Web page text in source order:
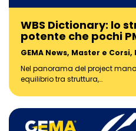
WBS Dictionary: lo
potente che pochi
GEMA News, Master e Corsi,
Nel panorama del project
equilibrio tra struttura,…